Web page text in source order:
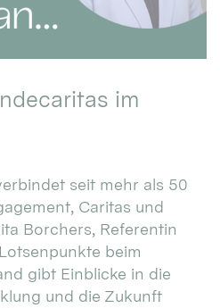
im
seit mehr als 50
Caritas und
Borchers, Referentin
beim
gibt Einblicke in die
und die Zukunft